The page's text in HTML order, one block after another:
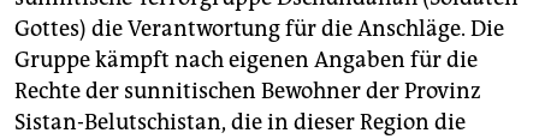
Gottes) die Verantwortung für die Anschläge. Die
Gruppe kämpft nach eigenen Angaben für die
Rechte der sunnitischen Bewohner der Provinz
Sistan-Belutschistan, die in dieser Region die